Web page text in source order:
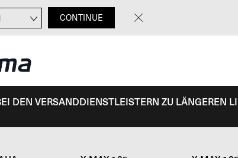
CONTINUE
DEN VERSANDDIENSTLEISTERN ZU LÄNGEREN